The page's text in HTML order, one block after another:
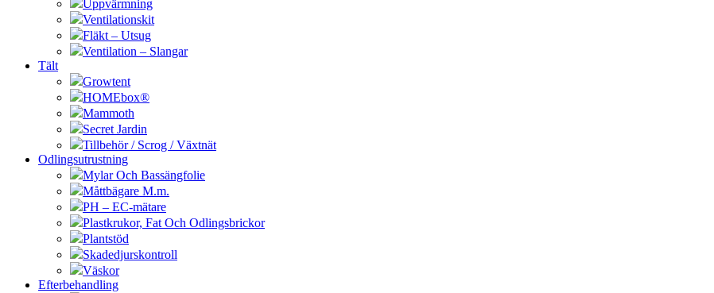
Uppvärmning
Ventilationskit
Fläkt – Utsug
Ventilation – Slangar
Tält
Growtent
HOMEbox®
Mammoth
Secret Jardin
Tillbehör / Scrog / Växtnät
Odlingsutrustning
Mylar Och Bassängfolie
Måttbägare M.m.
PH – EC-mätare
Plastkrukor, Fat Och Odlingsbrickor
Plantstöd
Skadedjurskontroll
Väskor
Efterbehandling